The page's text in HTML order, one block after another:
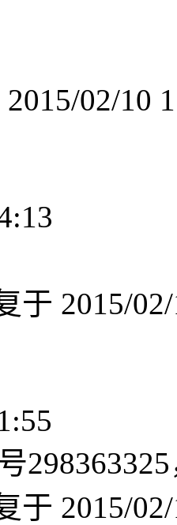
2015/02/10
于 2015/
于 2015/